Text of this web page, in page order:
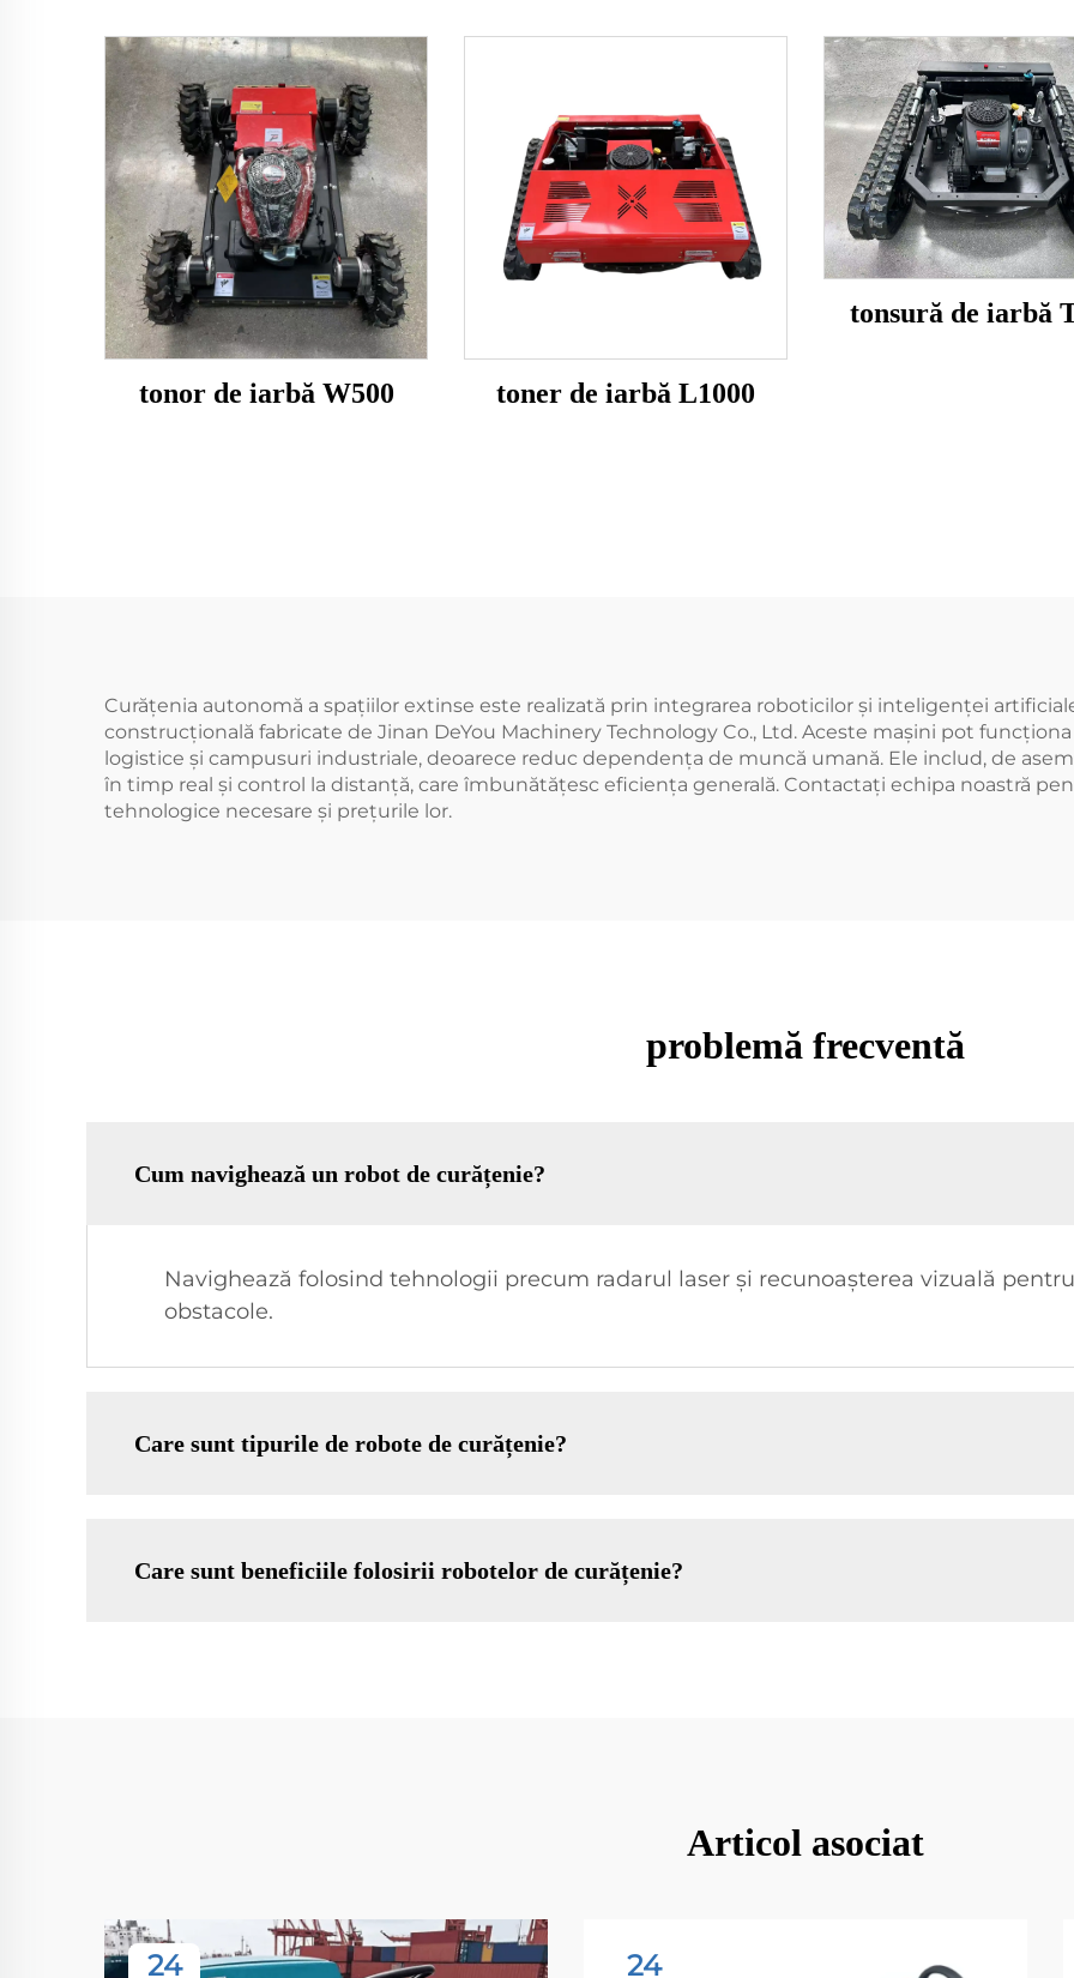
tonor de iarbă W500 toner de iarbă L1000
tonsură de iarbă
Curățenia autonomă a spațiilor extinse este realizată prin integrarea roboticilor și inteligenței
construcțională fabricate de Jinan DeYou Machinery Technology Co., Ltd. Aceste mașini pot
logistice și campusuri industriale, deoarece reduc dependența de muncă umană. Ele includ, de
în timp real și control la distanță, care îmbunătățesc eficiența generală. Contactați echipa noastră
tehnologice necesare și prețurile lor.
problemă frecventă
Cum navighează un robot de curățenie?
Navighează folosind tehnologii precum radarul laser și recunoașterea vizuală
obstacole.
Care sunt tipurile de robote de curățenie?
Care sunt beneficiile folosirii robotelor de curățenie?
Articol asociat
24 24